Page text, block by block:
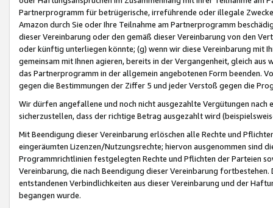
Partnerprogramm für betrügerische, irreführende oder illegale
Amazon durch Sie oder Ihre Teilnahme am Partnerprogramm
dieser Vereinbarung oder den gemäß dieser Vereinbarung von den
oder künftig unterliegen könnte; (g) wenn wir diese Vereinbarung mit
gemeinsam mit Ihnen agieren, bereits in der Vergangenheit, gleich
das Partnerprogramm in der allgemein angebotenen Form beenden.
gegen die Bestimmungen der Ziffer 5 und jeder Verstoß gegen die
Wir dürfen angefallene und noch nicht ausgezahlte Vergütungen
sicherzustellen, dass der richtige Betrag ausgezahlt wird
Mit Beendigung dieser Vereinbarung erlöschen alle Rechte und
eingeräumten Lizenzen/Nutzungsrechte; hiervon ausgenommen sind
Programmrichtlinien festgelegten Rechte und Pflichten der Parteien
Vereinbarung, die nach Beendigung dieser Vereinbarung
entstandenen Verbindlichkeiten aus dieser Vereinbarung und der
begangen wurde.